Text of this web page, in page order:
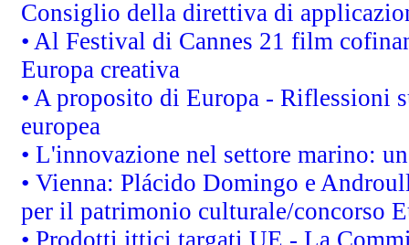
Consiglio della direttiva di
• Al Festival di Cannes 21 film
Europa creativa
• A proposito di Europa - Riflessioni
europea
• L'innovazione nel settore marino:
• Vienna: Plácido Domingo e
per il patrimonio culturale/concorso
• Prodotti ittici targati UE - La